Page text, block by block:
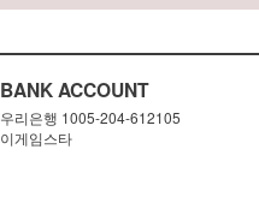
BANK ACCOUNT
우리은행 1005-204-612105
이게임스타